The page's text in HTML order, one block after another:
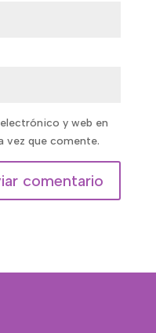
y web en
vez que comente.